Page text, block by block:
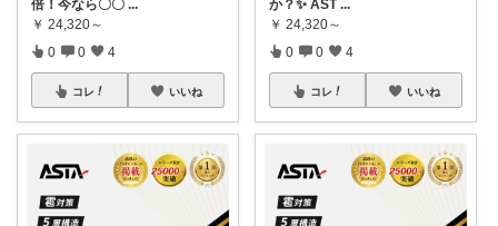
倍！今なら〇〇 ...
￥ 24,320～
0 0 4
コレ いいね
か？✨ AST ...
￥ 24,320～
0 0 4
コレ いいね